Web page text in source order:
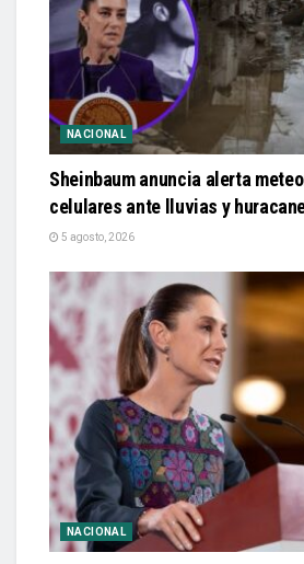
NACIONAL
Sheinbaum anuncia alerta
celulares ante lluvias y
5 agosto, 2026
NACIONAL